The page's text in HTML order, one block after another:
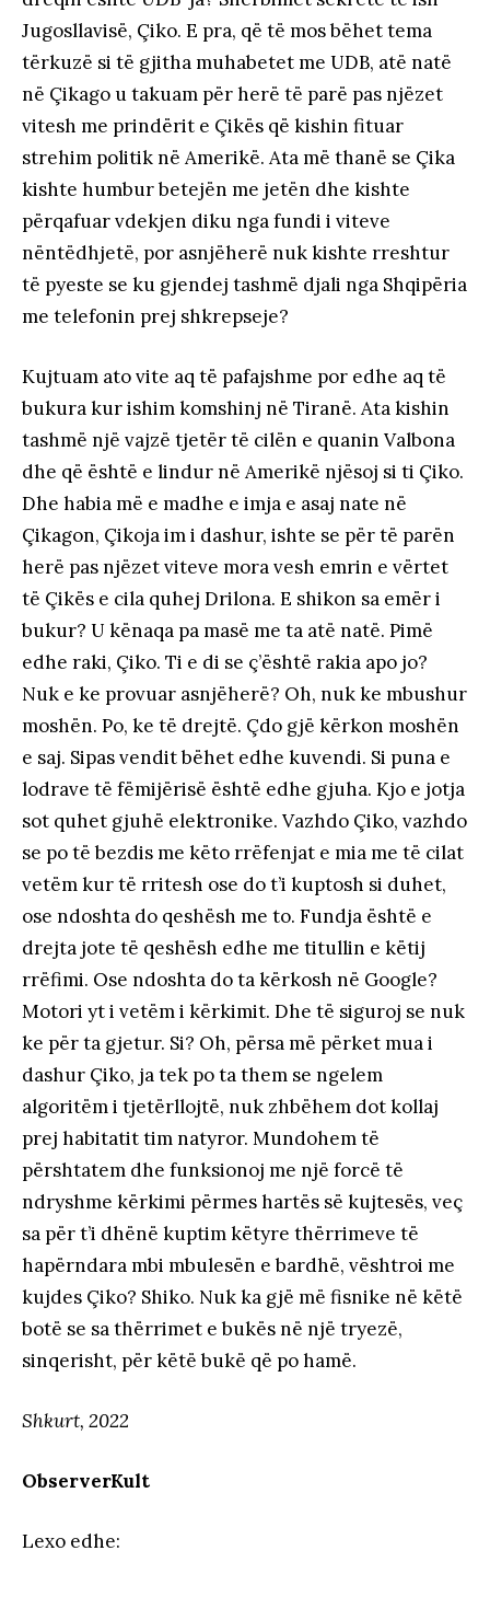
Jugosllavisë, Çiko. E pra, që të mos bëhet tema
tërkuzë si të gjitha muhabetet me UDB, atë natë
në Çikago u takuam për herë të parë pas njëzet
vitesh me prindërit e Çikës që kishin fituar
strehim politik në Amerikë. Ata më thanë se Çika
kishte humbur betejën me jetën dhe kishte
përqafuar vdekjen diku nga fundi i viteve
nëntëdhjetë, por asnjëherë nuk kishte rreshtur
të pyeste se ku gjendej tashmë djali nga Shqipëria
me telefonin prej shkrepseje?
Kujtuam ato vite aq të pafajshme por edhe aq të
bukura kur ishim komshinj në Tiranë. Ata kishin
tashmë një vajzë tjetër të cilën e quanin Valbona
dhe që është e lindur në Amerikë njësoj si ti Çiko.
Dhe habia më e madhe e imja e asaj nate në
Çikagon, Çikoja im i dashur, ishte se për të parën
herë pas njëzet viteve mora vesh emrin e vërtet
të Çikës e cila quhej Drilona. E shikon sa emër i
bukur? U kënaqa pa masë me ta atë natë. Pimë
edhe raki, Çiko. Ti e di se ç’është rakia apo jo?
Nuk e ke provuar asnjëherë? Oh, nuk ke mbushur
moshën. Po, ke të drejtë. Çdo gjë kërkon moshën
e saj. Sipas vendit bëhet edhe kuvendi. Si puna e
lodrave të fëmijërisë është edhe gjuha. Kjo e jotja
sot quhet gjuhë elektronike. Vazhdo Çiko, vazhdo
se po të bezdis me këto rrëfenjat e mia me të cilat
vetëm kur të rritesh ose do t’i kuptosh si duhet,
ose ndoshta do qeshësh me to. Fundja është e
drejta jote të qeshësh edhe me titullin e këtij
rrëfimi. Ose ndoshta do ta kërkosh në Google?
Motori yt i vetëm i kërkimit. Dhe të siguroj se nuk
ke për ta gjetur. Si? Oh, përsa më përket mua i
dashur Çiko, ja tek po ta them se ngelem
algoritëm i tjetërllojtë, nuk zhbëhem dot kollaj
prej habitatit tim natyror. Mundohem të
përshtatem dhe funksionoj me një forcë të
ndryshme kërkimi përmes hartës së kujtesës, veç
sa për t’i dhënë kuptim këtyre thërrimeve të
hapërndara mbi mbulesën e bardhë, vështroi me
kujdes Çiko? Shiko. Nuk ka gjë më fisnike në këtë
botë se sa thërrimet e bukës në një tryezë,
sinqerisht, për këtë bukë që po hamë.
Shkurt, 2022
ObserverKult
Lexo edhe: